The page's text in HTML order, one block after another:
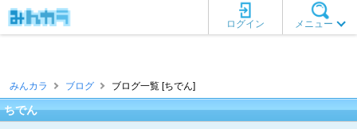
メニュー
ログイン
みんカラ ブログ ブログ一覧 [ちでん]
ちでん